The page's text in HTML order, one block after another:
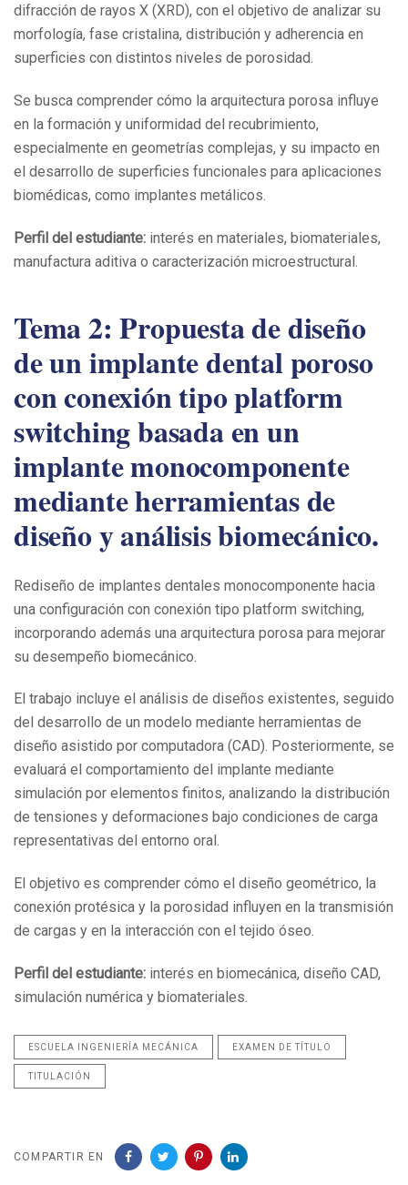
difracción de rayos X (XRD), con el objetivo de analizar su
morfología, fase cristalina, distribución y adherencia en
superficies con distintos niveles de porosidad.
Se busca comprender cómo la arquitectura porosa influye
en la formación y uniformidad del recubrimiento,
especialmente en geometrías complejas, y su impacto en
el desarrollo de superficies funcionales para aplicaciones
biomédicas, como implantes metálicos.
Perfil del estudiante: interés en materiales, biomateriales,
manufactura aditiva o caracterización microestructural.
Tema 2: Propuesta de diseño
de un implante dental poroso
con conexión tipo platform
switching basada en un
implante monocomponente
mediante herramientas de
diseño y análisis biomecánico.
Rediseño de implantes dentales monocomponente hacia
una configuración con conexión tipo platform switching,
incorporando además una arquitectura porosa para mejorar
su desempeño biomecánico.
El trabajo incluye el análisis de diseños existentes, seguido
del desarrollo de un modelo mediante herramientas de
diseño asistido por computadora (CAD). Posteriormente, se
evaluará el comportamiento del implante mediante
simulación por elementos finitos, analizando la distribución
de tensiones y deformaciones bajo condiciones de carga
representativas del entorno oral.
El objetivo es comprender cómo el diseño geométrico, la
conexión protésica y la porosidad influyen en la transmisión
de cargas y en la interacción con el tejido óseo.
Perfil del estudiante: interés en biomecánica, diseño CAD,
simulación numérica y biomateriales.
ESCUELA INGENIERÍA MECÁNICA EXAMEN DE TÍTULO
TITULACIÓN
COMPARTIR EN